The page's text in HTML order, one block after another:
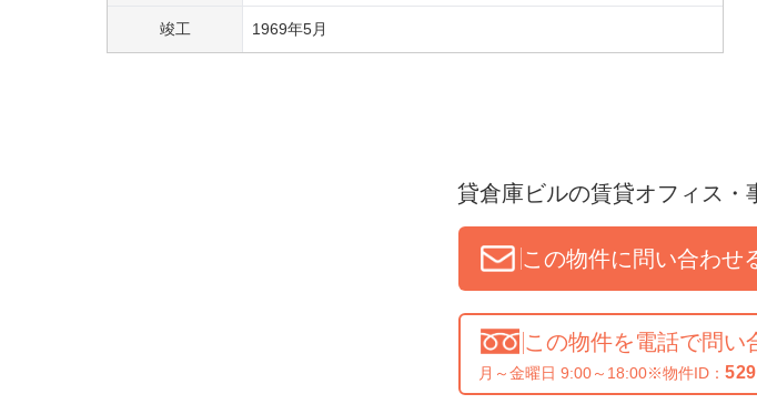
竣工 1969年5月
貸倉庫ビルの賃貸オフィス・
この物件に問い合わせ
この物件を電話で問い
月～金曜日 9:00～18:00※物件ID：